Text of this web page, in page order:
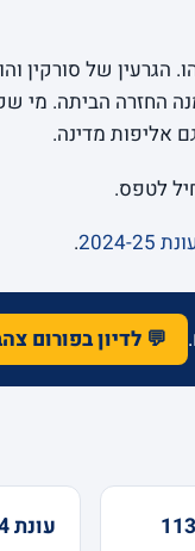
הגרעין של סורקין
החזרה הביתה. מי
אליפות מדינה.
לטפס.
25
.
💬 לדיון בפורום
שבור: מכבי נופלת 113-